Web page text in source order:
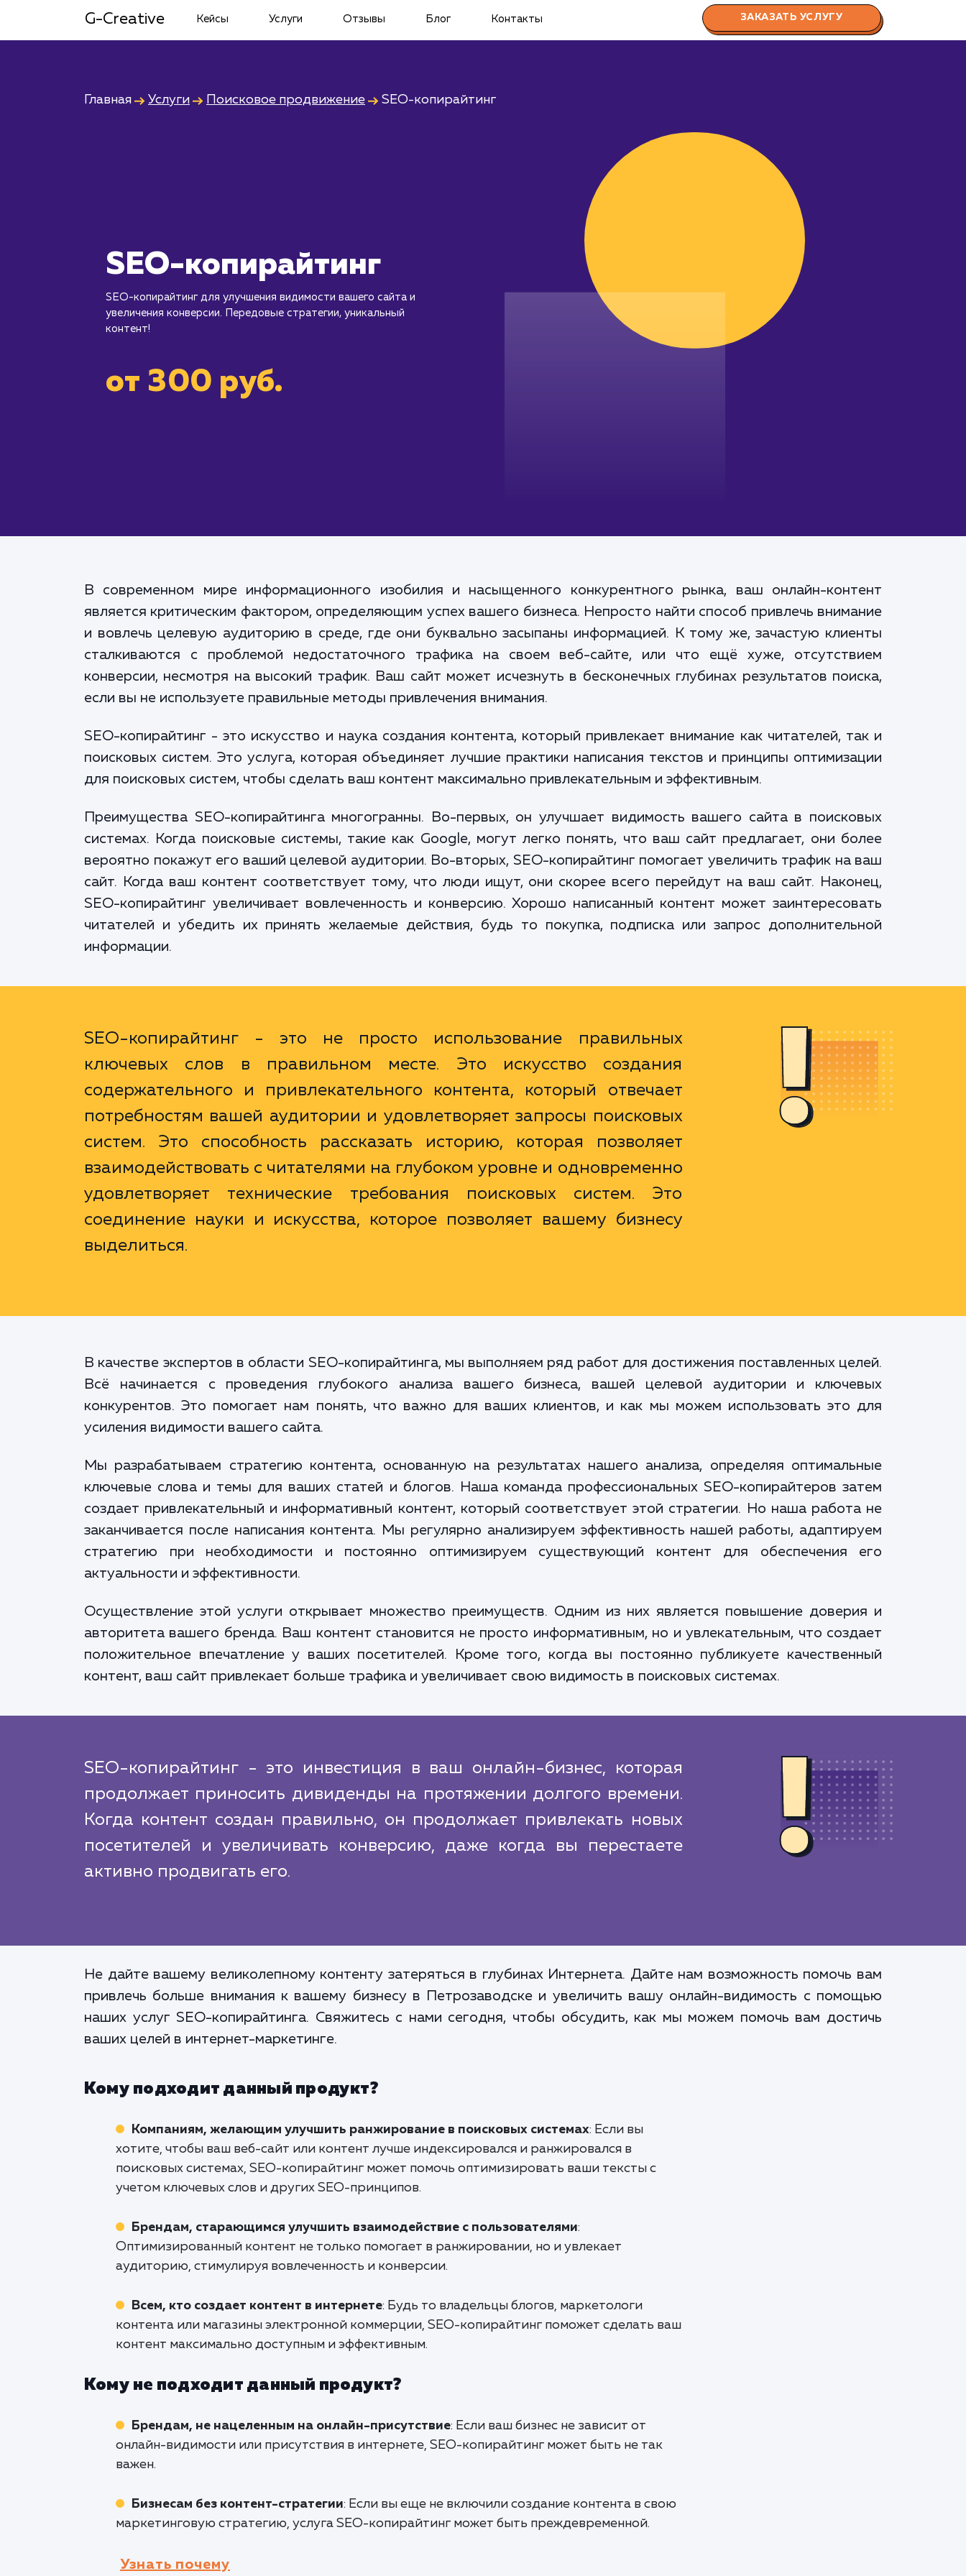
G-Creative Кейсы Услуги Отзывы Блог Контакты ЗАКАЗАТЬ УСЛУГУ
Главная Услуги Поисковое продвижение SEO-копирайтинг
SEO-копирайтинг
SEO-копирайтинг для улучшения видимости вашего сайта и
увеличения конверсии. Передовые стратегии, уникальный
контент!
от 300 руб.
В современном мире информационного изобилия и насыщенного конкурентного рынка, ваш онлайн-контент
является критическим фактором, определяющим успех вашего бизнеса. Непросто найти способ привлечь внимание
и вовлечь целевую аудиторию в среде, где они буквально засыпаны информацией. К тому же, зачастую клиенты
сталкиваются с проблемой недостаточного трафика на своем веб-сайте, или что ещё хуже, отсутствием
конверсии, несмотря на высокий трафик. Ваш сайт может исчезнуть в бесконечных глубинах результатов поиска,
если вы не используете правильные методы привлечения внимания.
SEO-копирайтинг - это искусство и наука создания контента, который привлекает внимание как читателей, так и
поисковых систем. Это услуга, которая объединяет лучшие практики написания текстов и принципы оптимизации
для поисковых систем, чтобы сделать ваш контент максимально привлекательным и эффективным.
Преимущества SEO-копирайтинга многогранны. Во-первых, он улучшает видимость вашего сайта в поисковых
системах. Когда поисковые системы, такие как Google, могут легко понять, что ваш сайт предлагает, они более
вероятно покажут его ваший целевой аудитории. Во-вторых, SEO-копирайтинг помогает увеличить трафик на ваш
сайт. Когда ваш контент соответствует тому, что люди ищут, они скорее всего перейдут на ваш сайт. Наконец,
SEO-копирайтинг увеличивает вовлеченность и конверсию. Хорошо написанный контент может заинтересовать
читателей и убедить их принять желаемые действия, будь то покупка, подписка или запрос дополнительной
информации.
SEO-копирайтинг - это не просто использование правильных
ключевых слов в правильном месте. Это искусство создания
содержательного и привлекательного контента, который отвечает
потребностям вашей аудитории и удовлетворяет запросы поисковых
систем. Это способность рассказать историю, которая позволяет
взаимодействовать с читателями на глубоком уровне и одновременно
удовлетворяет технические требования поисковых систем. Это
соединение науки и искусства, которое позволяет вашему бизнесу
выделиться.
В качестве экспертов в области SEO-копирайтинга, мы выполняем ряд работ для достижения поставленных целей.
Всё начинается с проведения глубокого анализа вашего бизнеса, вашей целевой аудитории и ключевых
конкурентов. Это помогает нам понять, что важно для ваших клиентов, и как мы можем использовать это для
усиления видимости вашего сайта.
Мы разрабатываем стратегию контента, основанную на результатах нашего анализа, определяя оптимальные
ключевые слова и темы для ваших статей и блогов. Наша команда профессиональных SEO-копирайтеров затем
создает привлекательный и информативный контент, который соответствует этой стратегии. Но наша работа не
заканчивается после написания контента. Мы регулярно анализируем эффективность нашей работы, адаптируем
стратегию при необходимости и постоянно оптимизируем существующий контент для обеспечения его
актуальности и эффективности.
Осуществление этой услуги открывает множество преимуществ. Одним из них является повышение доверия и
авторитета вашего бренда. Ваш контент становится не просто информативным, но и увлекательным, что создает
положительное впечатление у ваших посетителей. Кроме того, когда вы постоянно публикуете качественный
контент, ваш сайт привлекает больше трафика и увеличивает свою видимость в поисковых системах.
SEO-копирайтинг - это инвестиция в ваш онлайн-бизнес, которая
продолжает приносить дивиденды на протяжении долгого времени.
Когда контент создан правильно, он продолжает привлекать новых
посетителей и увеличивать конверсию, даже когда вы перестаете
активно продвигать его.
Не дайте вашему великолепному контенту затеряться в глубинах Интернета. Дайте нам возможность помочь вам
привлечь больше внимания к вашему бизнесу в Петрозаводске и увеличить вашу онлайн-видимость с помощью
наших услуг SEO-копирайтинга. Свяжитесь с нами сегодня, чтобы обсудить, как мы можем помочь вам достичь
ваших целей в интернет-маркетинге.
Кому подходит данный продукт?
Компаниям, желающим улучшить ранжирование в поисковых системах: Если вы
хотите, чтобы ваш веб-сайт или контент лучше индексировался и ранжировался в
поисковых системах, SEO-копирайтинг может помочь оптимизировать ваши тексты с
учетом ключевых слов и других SEO-принципов.
Брендам, старающимся улучшить взаимодействие с пользователями:
Оптимизированный контент не только помогает в ранжировании, но и увлекает
аудиторию, стимулируя вовлеченность и конверсии.
Всем, кто создает контент в интернете: Будь то владельцы блогов, маркетологи
контента или магазины электронной коммерции, SEO-копирайтинг поможет сделать ваш
контент максимально доступным и эффективным.
Кому не подходит данный продукт?
Брендам, не нацеленным на онлайн-присутствие: Если ваш бизнес не зависит от
онлайн-видимости или присутствия в интернете, SEO-копирайтинг может быть не так
важен.
Бизнесам без контент-стратегии: Если вы еще не включили создание контента в свою
маркетинговую стратегию, услуга SEO-копирайтинг может быть преждевременной.
Узнать почему